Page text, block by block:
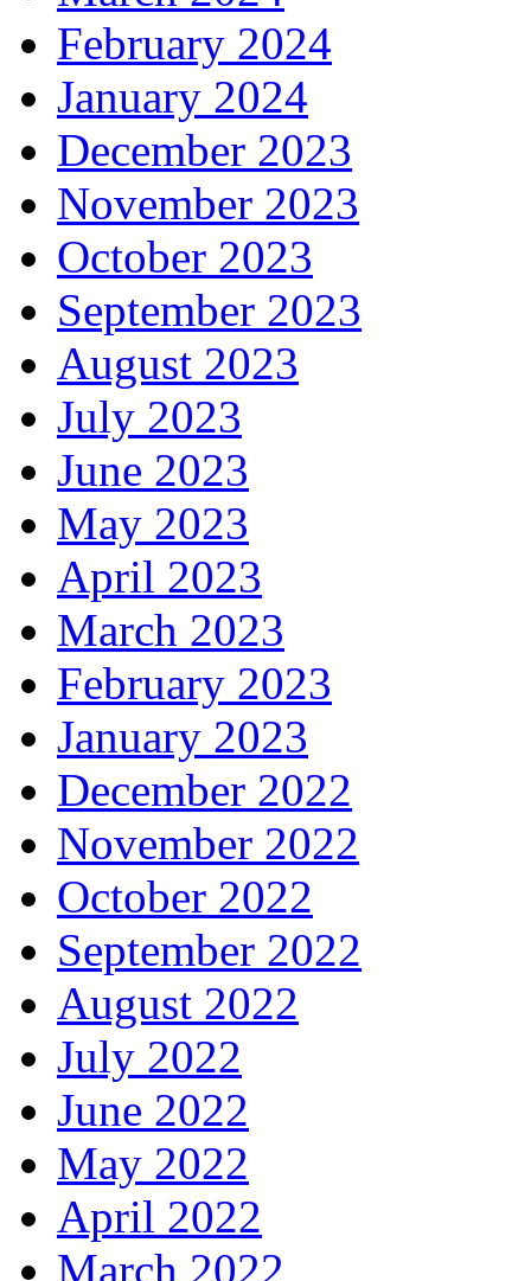
February 2024
January 2024
December 2023
November 2023
October 2023
September 2023
August 2023
July 2023
June 2023
May 2023
April 2023
March 2023
February 2023
January 2023
December 2022
November 2022
October 2022
September 2022
August 2022
July 2022
June 2022
May 2022
April 2022
March 2022